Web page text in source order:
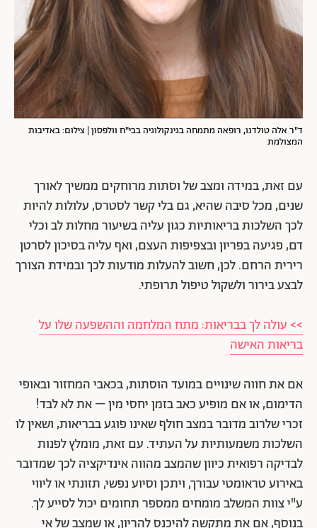
ד"ר אלה טולדנו, רופאה מתמחה בגינקולוגיה בבי"ח וולפסון | צילום: באדיבות
המצולמת
עם זאת, במידה ומצב של וסתות מרוחקים ממשיך לאורך
שנים, מכל סיבה שהיא, גם בלי קשר לסטרס, עלולות להיות
לכך השלכות בריאותיות כגון עליה בשיעור מחלות לב וכלי
דם, פגיעה בפריון ובצפיפות העצם, ואף עליה בסיכון לסרטן
רירית הרחם. לכן, חשוב להעלות מודעות לכך ובמידת הצורך
לבצע בירור ולשקול טיפול תרופתי.
>> עולה לך בבריאות: מתח המלחמה וההשפעה שלו על
בריאות האישה
אם את חווה שינויים במועד הוסתות, בכאבי המחזור ובאופי
הדימום, או אם מופיע כאב בזמן יחסי מין – את לא לבד!
זכרי שלרוב מדובר במצב חולף שאינו פוגע בבריאות, ושאין לו
השלכות משמעותיות על העתיד. עם זאת, מומלץ לפנות
לבדיקה רפואית כיוון שהמצב מהווה אינדיקציה לכך שמדובר
באירוע טראומטי עבורך, ויתכן וסיוע נפשי, תזונתי או ליווי
ע"י צוות המשלב מומחים ממספר תחומים יכול לסייע לך.
בנוסף, אם את מתקשה להיכנס להריון, או שמצב של אי